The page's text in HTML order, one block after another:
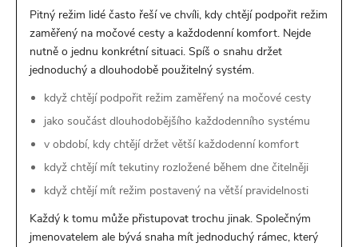
Pitný režim lidé často řeší ve chvíli, kdy chtějí podpořit režim
zaměřený na močové cesty a každodenní komfort. Nejde
nutně o jednu konkrétní situaci. Spíš o snahu držet
jednoduchý a dlouhodobě použitelný systém.
když chtějí podpořit režim zaměřený na močové cesty
jako součást dlouhodobějšího každodenního systému
v období, kdy chtějí držet větší každodenní komfort
když chtějí mít tekutiny rozložené během dne čitelněji
když chtějí mít režim postavený na větší pravidelnosti
Každý k tomu může přistupovat trochu jinak. Společným
jmenovatelem ale bývá snaha mít jednoduchý rámec, který